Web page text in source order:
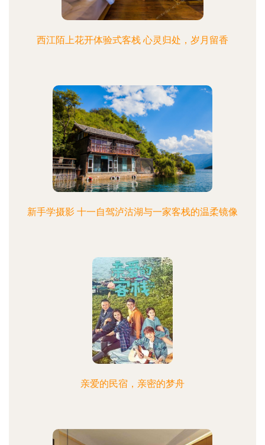
西江陌上花开体验式客栈 心灵归处，岁月留香
新手学摄影 十一自驾泸沽湖与一家客栈的温柔镜像
亲爱的民宿，亲密的梦舟